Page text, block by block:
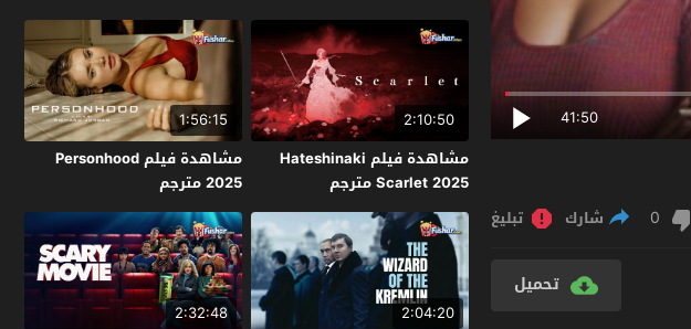
41:50
0 شارك تبليغ
تحميل
2:10:50
مشاهدة فيلم Hateshinaki
Scarlet 2025 مترجم
1:56:15
مشاهدة فيلم Personhood
2025 مترجم
2:04:20
2:32:48